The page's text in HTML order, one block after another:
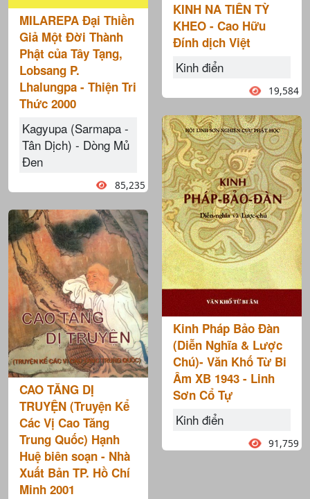
MILAREPA Đại Thiền
Giả Một Đời Thành
Phật của Tây Tạng,
Lobsang P.
Lhalungpa - Thiện Tri
Thức 2000
Kagyupa (Sarmapa -
Tân Dịch) - Dòng Mủ
Đen
85,235
CAO TĂNG DỊ
TRUYỆN (Truyện Kể
Các Vị Cao Tăng
Trung Quốc) Hạnh
Huệ biên soạn - Nhà
Xuất Bản TP. Hồ Chí
Minh 2001
KINH NA TIÊN TỲ
KHEO - Cao Hữu
Ðính dịch Việt
Kinh điển
19,584
Kinh Pháp Bảo Đàn
(Diễn Nghĩa & Lược
Chú)- Văn Khố Từ Bi
Âm XB 1943 - Linh
Sơn Cổ Tự
Kinh điển
91,759